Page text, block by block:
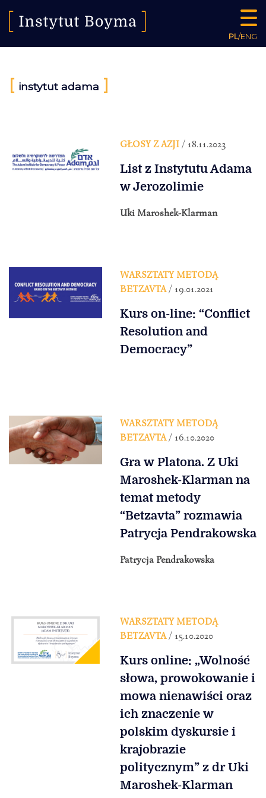
PL/ENG
[ instytut adama ]
GŁOSY Z AZJI/ 18.11.2023
List z Instytutu Adama
w Jerozolimie
Uki Maroshek-Klarman
WARSZTATY METODĄ
BETZAVTA/ 19.01.2021
Kurs on-line: “Conflict
Resolution and
Democracy”
WARSZTATY METODĄ
BETZAVTA/ 16.10.2020
Gra w Platona. Z Uki
Maroshek-Klarman na
temat metody
“Betzavta” rozmawia
Patrycja Pendrakowska
Patrycja Pendrakowska
WARSZTATY METODĄ
BETZAVTA/ 15.10.2020
Kurs online: „Wolność
słowa, prowokowanie i
mowa nienawiści oraz
ich znaczenie w
polskim dyskursie i
krajobrazie
politycznym” z dr Uki
Maroshek-Klarman